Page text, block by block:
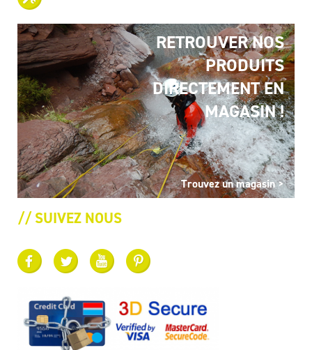
RETROUVER NOS
PRODUITS
DIRECTEMENT EN
MAGASIN !
Trouvez un magasin >
// SUIVEZ NOUS